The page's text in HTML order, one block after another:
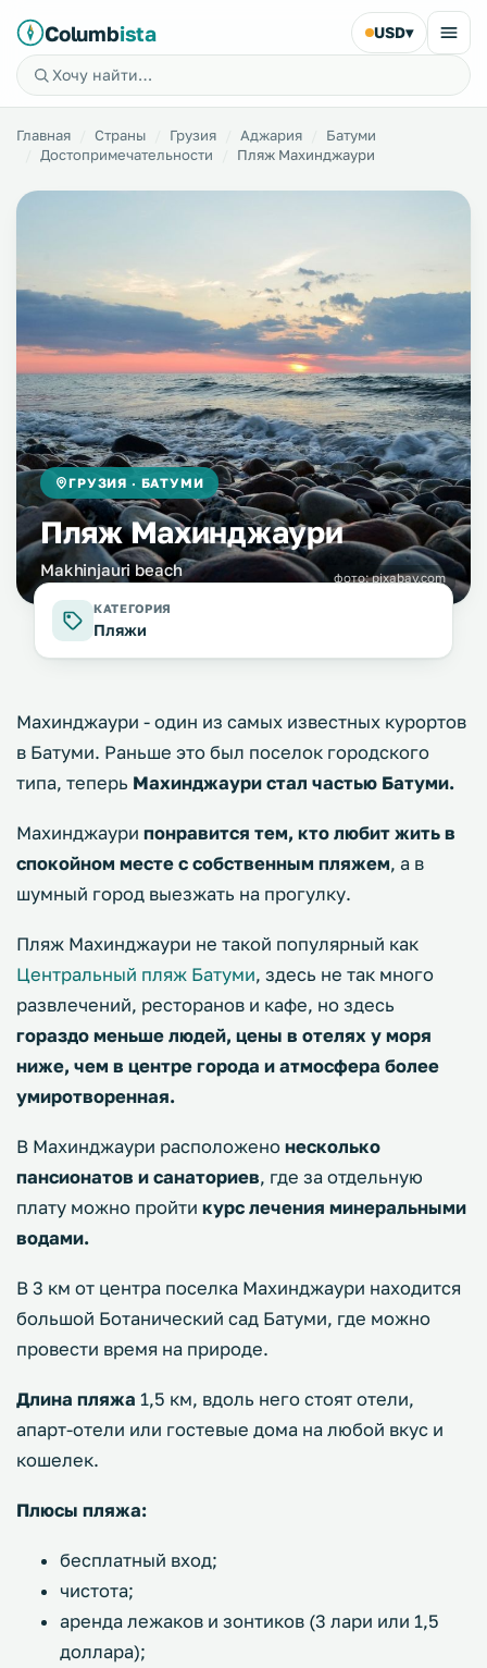
Columbista USD▾
Главная Страны Грузия Аджария
Батуми
Достопримечательности
Пляж Махинджаури
ГРУЗИЯ · БАТУМИ
Пляж Махинджаури
Makhinjauri beach фото:pixabay.com
КАТЕГОРИЯ
Пляжи
Махинджаури - один из самых известных курортов
в Батуми. Раньше это был поселок городского
типа, теперь Махинджаури стал частью Батуми.
Махинджаури понравится тем, кто любит жить в
спокойном месте с собственным пляжем, а в
шумный город выезжать на прогулку.
Пляж Махинджаури не такой популярный как
Центральный пляж Батуми, здесь не так много
развлечений, ресторанов и кафе, но здесь
гораздо меньше людей, цены в отелях у моря
ниже, чем в центре города и атмосфера более
умиротворенная.
В Махинджаури расположено несколько
пансионатов и санаториев, где за отдельную
плату можно пройти курс лечения минеральными
водами.
В 3 км от центра поселка Махинджаури находится
большой Ботанический сад Батуми, где можно
провести время на природе.
Длина пляжа 1,5 км, вдоль него стоят отели,
апарт-отели или гостевые дома на любой вкус и
кошелек.
Плюсы пляжа:
бесплатный вход;
чистота;
аренда лежаков и зонтиков (3 лари или 1,5
доллара);